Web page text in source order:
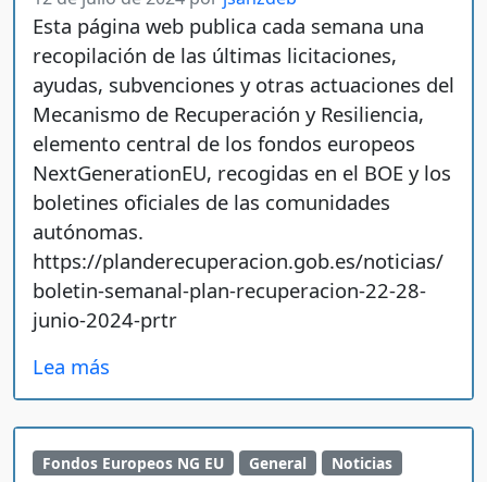
Esta página web publica cada semana una
recopilación de las últimas licitaciones,
ayudas, subvenciones y otras actuaciones del
Mecanismo de Recuperación y Resiliencia,
elemento central de los fondos europeos
NextGenerationEU, recogidas en el BOE y los
boletines oficiales de las comunidades
autónomas.
https://planderecuperacion.gob.es/noticias/
boletin-semanal-plan-recuperacion-22-28-
junio-2024-prtr
Lea más
Fondos Europeos NG EU General Noticias